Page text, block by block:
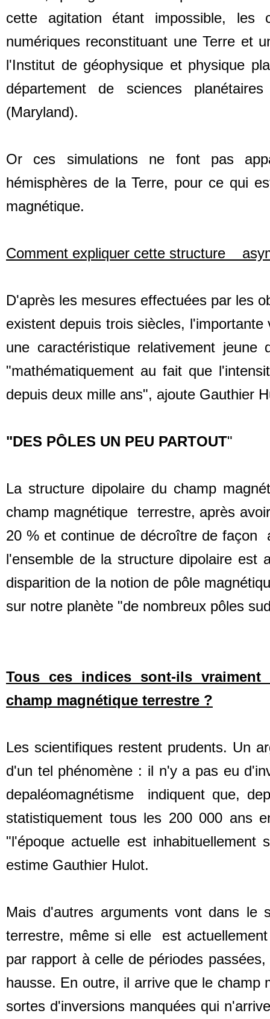
cette agitation étant impossible, les
numériques reconstituant une Terre et
l'Institut de géophysique et physique
département de sciences
(Maryland).
Or ces simulations ne font pas
hémisphères de la Terre, pour ce qui
magnétique.
Comment expliquer cette structure
D'après les mesures effectuées par les
existent depuis trois siècles,
une caractéristique relativement
"mathématiquement au fait que
depuis deux mille ans", ajoute Gauthier
"DES PÔLES UN PEU PARTOUT"
La structure dipolaire du champ
champ magnétique terrestre, après
20 % et continue de décroître de façon
l'ensemble de la structure dipolaire
disparition de la notion de pôle
sur notre planète "de nombreux pôles
Tous ces indices sont-ils
champ magnétique terrestre ?
Les scientifiques restent prudents. Un
d'un tel phénomène : il n'y a pas eu
depaléomagnétisme indiquent que,
statistiquement tous les 200 000 ans
"l'époque actuelle est
estime Gauthier Hulot.
Mais d'autres arguments vont dans le
terrestre, même si elle est
par rapport à celle de périodes
hausse. En outre, il arrive que le
sortes d'inversions manquées qui